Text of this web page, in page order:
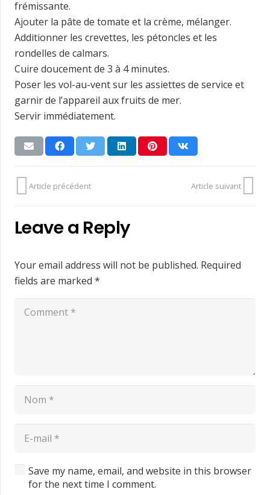
frémissante.
Ajouter la pâte de tomate et la crème, mélanger.
Additionner les crevettes, les pétoncles et les
rondelles de calmars.
Cuire doucement de 3 à 4 minutes.
Poser les vol-au-vent sur les assiettes de service et
garnir de l’appareil aux fruits de mer.
Servir immédiatement.
Article précédent Article suivant
Leave a Reply
Your email address will not be published. Required
fields are marked *
Save my name, email, and website in this browser
for the next time I comment.